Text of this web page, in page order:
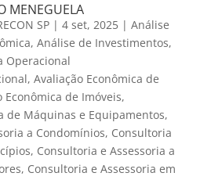
MENEGUELA
SP| 4 set, 2025| Análise
, Análise de Investimentos,
Operacional
, Avaliação Econômica de
Econômica de Imóveis,
de Máquinas e Equipamentos,
a Condomínios, Consultoria
, Consultoria e Assessoria a
, Consultoria e Assessoria em